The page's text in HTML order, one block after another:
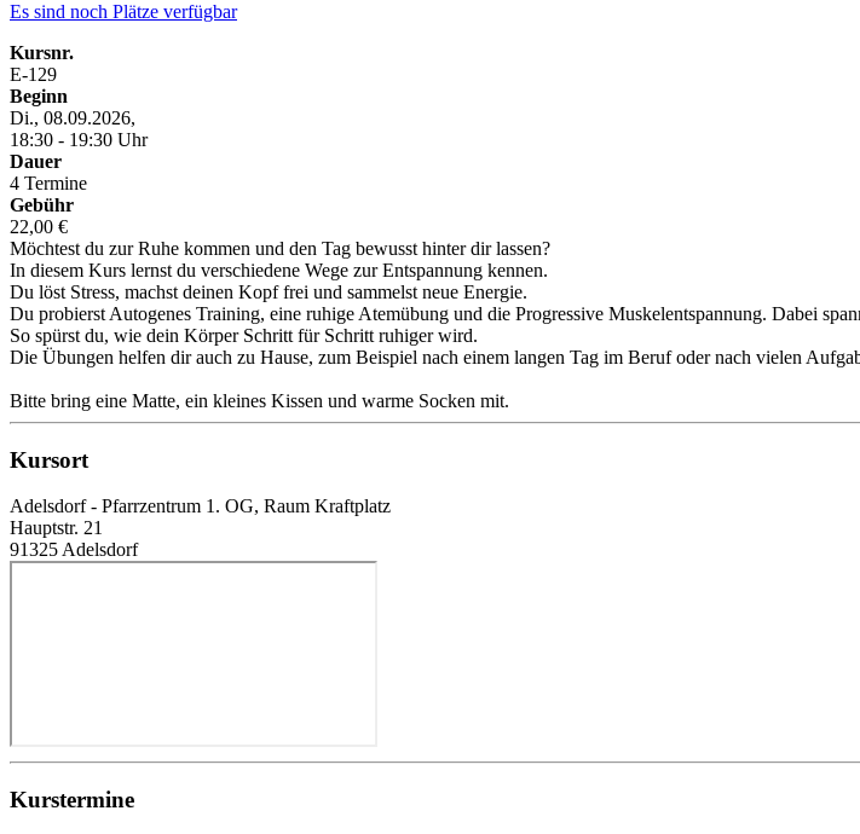
Es sind noch Plätze verfügbar
Kursnr.
E-129
Beginn
Di., 08.09.2026,
18:30 - 19:30 Uhr
Dauer
4 Termine
Gebühr
22,00 €
Möchtest du zur Ruhe kommen und den Tag bewusst hinter dir lassen?
In diesem Kurs lernst du verschiedene Wege zur Entspannung kennen.
Du löst Stress, machst deinen Kopf frei und sammelst neue Energie.
Du probierst Autogenes Training, eine ruhige Atemübung und die Progressive Muskelentspannung. Dabei
So spürst du, wie dein Körper Schritt für Schritt ruhiger wird.
Die Übungen helfen dir auch zu Hause, zum Beispiel nach einem langen Tag im Beruf oder nach vielen
Bitte bring eine Matte, ein kleines Kissen und warme Socken mit.
Kursort
Adelsdorf - Pfarrzentrum 1. OG, Raum Kraftplatz
Hauptstr. 21
91325 Adelsdorf
Kurstermine